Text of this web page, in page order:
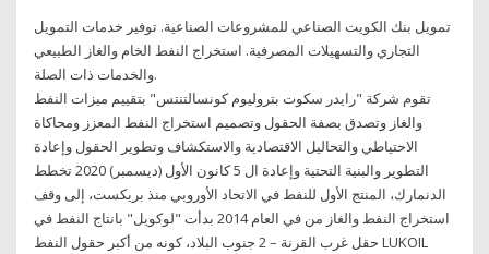
تمويل بنك الكويت الصناعي للمشروعات الصناعية. توفير خدمات التمويل
التجاري والتسهيلات المصرفية. استخراج النفط الخام والغاز الطبيعي
والخدمات ذات الصلة.
تقوم شركة "رايدر سكوت بتروليوم كونسالتنتس" بتقييم ميزات النفط
والغاز وتصدق بصفة الحقول وتصميم استخراج النفط المعزز ومحاكاة
الاحتياطي والتحاليل الاقتصادية والاستكشاف وتطوير الحقول وإعادة
التطوير والبنية التحتية وإعادة ال 5 كانون الأول (ديسمبر) 2020 تخطط
الدنمارك، المنتج الأول للنفط في الاتحاد الأوروبي منذ بريكست، إلى وقف
استخراج النفط والغاز من في العام 2014 بدأت "لوكويل" بانتاج النفط في
حقل غرب القرنة – 2 جنوب البلاد، كونه من أكبر حقول النفط LUKOIL